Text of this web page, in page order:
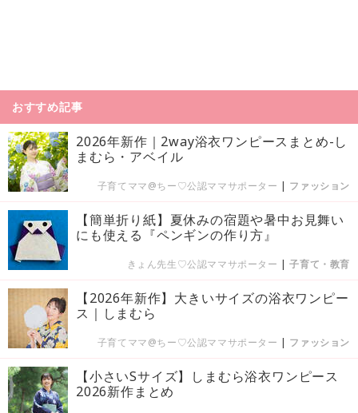
おすすめ記事
2026年新作｜2way浴衣ワンピースまとめ-し
まむら・アベイル
子育てママ@ちー♡公認ママサポーター | ファッション
【簡単折り紙】夏休みの宿題や暑中お見舞い
にも使える『ペンギンの作り方』
きょん先生♡公認ママサポーター |子育て・教育
【2026年新作】大きいサイズの浴衣ワンピー
ス｜しまむら
子育てママ@ちー♡公認ママサポーター | ファッション
【小さいSサイズ】しまむら浴衣ワンピース
2026新作まとめ